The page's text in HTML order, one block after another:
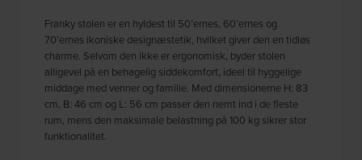
Franky stolen er en hyldest til 50’ernes, 60’ernes og
70’ernes ikoniske designæstetik, hvilket giver den en tidløs
charme. Selvom den ikke er ergonomisk, byder stolen
alligevel på en behagelig siddekomfort, ideel til hyggelige
middage med venner og familie. Med dimensionerne H: 83
cm, B: 46 cm og L: 56 cm passer den nemt ind i de fleste
rum, mens den maksimale belastning på 100 kg sikrer stor
funktionalitet.